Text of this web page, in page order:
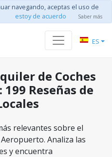
navegando, aceptas el uso de
estoy de acuerdo Saber más
ES
de Coches
Reseñas de
relevantes sobre el
Analiza las
y encuentra